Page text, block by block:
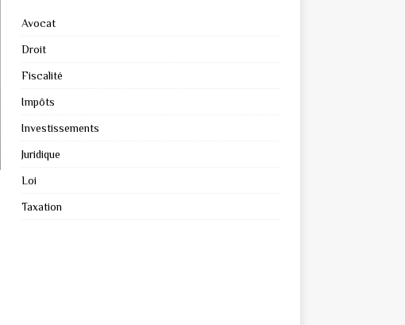
Avocat
Droit
Fiscalité
Impôts
Investissements
Juridique
Loi
Taxation